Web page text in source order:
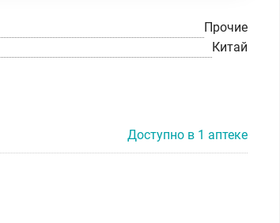
Прочие
Китай
Доступно в 1 аптеке